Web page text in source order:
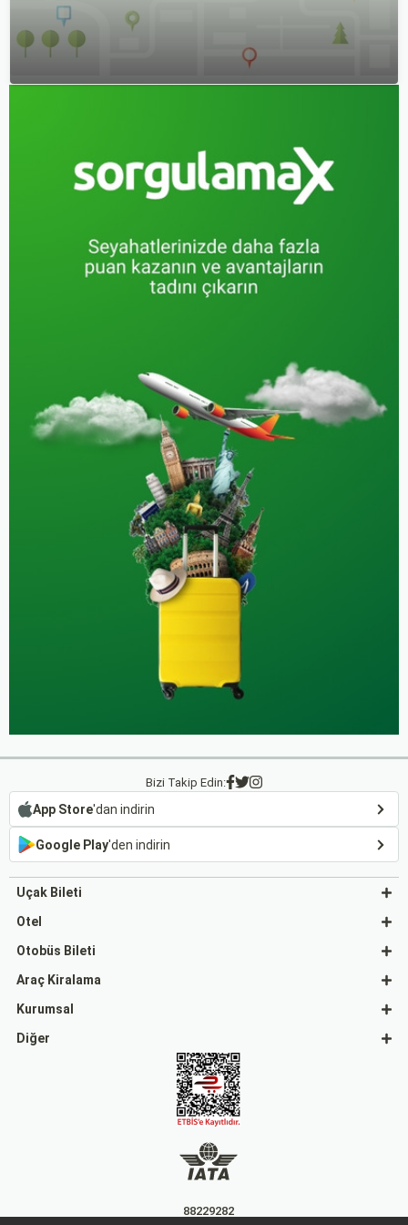
Bizi Takip Edin:
App Store'dan indirin
Google Play'den indirin
Uçak Bileti
Otel
Otobüs Bileti
Araç Kiralama
Kurumsal
Diğer
88229282